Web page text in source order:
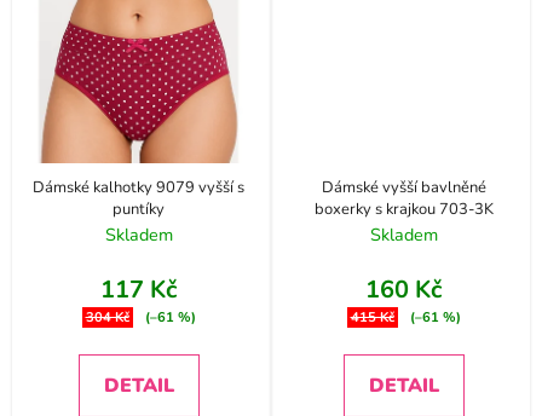
Dámské kalhotky 9079 vyšší s
puntíky
Skladem
117 Kč
304 Kč (–61 %)
DETAIL
Dámské vyšší bavlněné
boxerky s krajkou 703-3K
Skladem
160 Kč
415 Kč (–61 %)
DETAIL